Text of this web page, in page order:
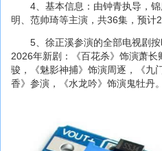
4、基本信息：由钟青执导，
明、范帅琦等主演，共36集，预计
5、徐正溪参演的全部电视剧
2026年新剧：《百花杀》饰演萧
骏，《魅影神捕》饰演周逐，《九
香》参演，《水龙吟》饰演鬼牡丹。